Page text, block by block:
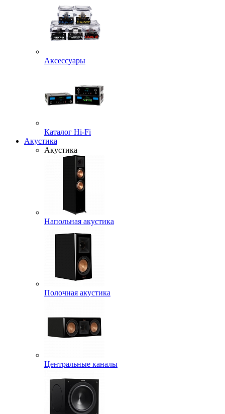
Аксессуары
Каталог Hi-Fi
Акустика
Акустика
Напольная акустика
Полочная акустика
Центральные каналы